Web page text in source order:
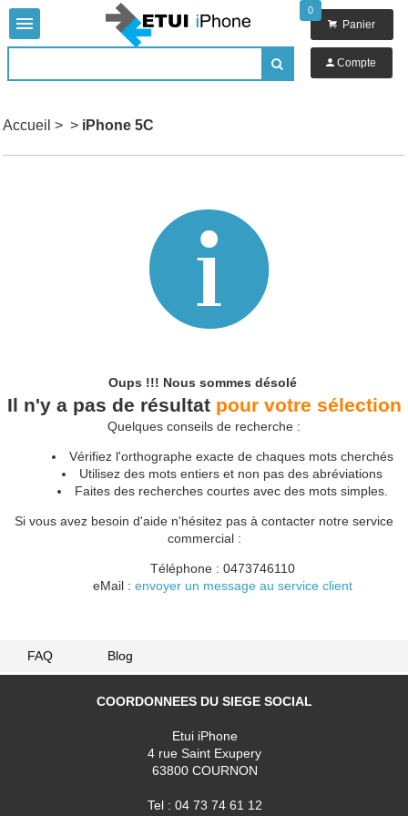


0
 Panier
 Compte
Accueil > > iPhone 5C

Oups !!! Nous sommes désolé
Il n'y a pas de résultat pour votre sélection
Quelques conseils de recherche :
Vérifiez l'orthographe exacte de chaques mots cherchés
Utilisez des mots entiers et non pas des abréviations
Faites des recherches courtes avec des mots simples.
Si vous avez besoin d'aide n'hésitez pas à contacter notre service
commercial :
Téléphone : 0473746110
eMail : envoyer un message au service client
FAQ Blog
COORDONNEES DU SIEGE SOCIAL
Etui iPhone
4 rue Saint Exupery
63800 COURNON
Tel : 04 73 74 61 12